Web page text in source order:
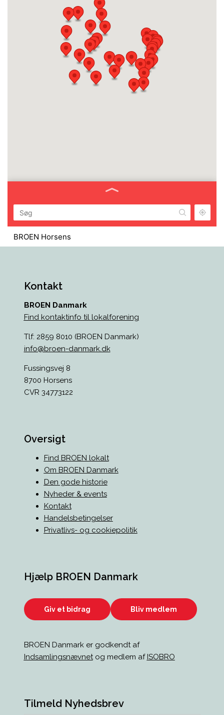
BROEN Horsens
Horsens
Frederikshavn
BROEN Frederikssund
Frederikssund
BROEN Greve
2670, Greve
BROEN Guldborgsund
Guldborgsund
Halsnæs
BROEN Hedensted
BROEN Herlev
BROEN Hillerød
Høje-Taastrup
Køge
BROEN Lyngby-Taarbæk
Mariagerfjord
Kontakt
BROEN Danmark
Find kontaktinfo til lokalforening
Tlf: 2859 8010 (BROEN Danmark)
info@broen-danmark.dk
Fussingsvej 8
8700 Horsens
CVR 34773122
Oversigt
Find BROEN lokalt
Om BROEN Danmark
Den gode historie
Nyheder & events
Kontakt
Handelsbetingelser
Privatlivs- og cookiepolitik
Hjælp BROEN Danmark
Giv et bidrag Bliv medlem
BROEN Danmark er godkendt af
Indsamlingsnævnetog medlem afISOBRO
Tilmeld Nyhedsbrev